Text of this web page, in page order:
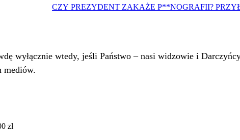
CZY PREZYDENT ZAKAŻE P**NOGRAFII?
wyłącznie wtedy, jeśli Państwo – nasi widzowie i
mediów.
zł